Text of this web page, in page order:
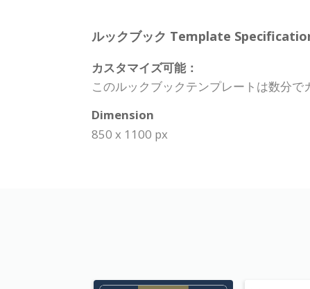
ルックブック Template
カスタマイズ可能：
このルックブックテンプレートは数分
Dimension
850 x 1100 px